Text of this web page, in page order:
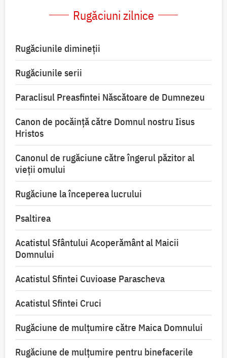
Rugăciuni zilnice
Rugăciunile dimineții
Rugăciunile serii
Paraclisul Preasfintei Născătoare de Dumnezeu
Canon de pocăință către Domnul nostru Iisus
Hristos
Canonul de rugăciune către îngerul păzitor al
vieții omului
Rugăciune la începerea lucrului
Psaltirea
Acatistul Sfântului Acoperământ al Maicii
Domnului
Acatistul Sfintei Cuvioase Parascheva
Acatistul Sfintei Cruci
Rugăciune de mulţumire către Maica Domnului
Rugăciune de mulțumire pentru binefacerile